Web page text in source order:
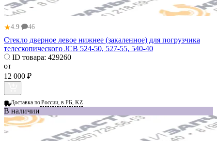
★4.9 46
Стекло дверное левое нижнее (закаленное) для погрузчика
телескопического JCB 524-50, 527-55, 540-40
ID товара: 429260
от
12 000 ₽
Доставка поРоссии, в РБ, KZ
В наличии